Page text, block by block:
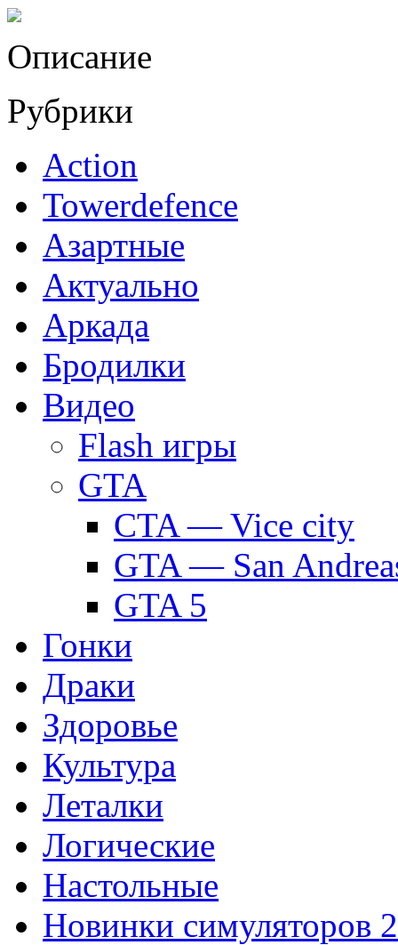
Описание
Рубрики
Action
Towerdefence
Азартные
Актуально
Аркада
Бродилки
Видео
Flash игры
GTA
CTA — Vice city
GTA — San
GTA 5
Гонки
Драки
Здоровье
Культура
Леталки
Логические
Настольные
Новинки симуляторов